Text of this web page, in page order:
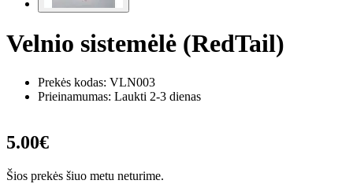
Velnio sistemėlė (RedTail)
Prekės kodas: VLN003
Prieinamumas: Laukti 2-3 dienas
5.00€
Šios prekės šiuo metu neturime.